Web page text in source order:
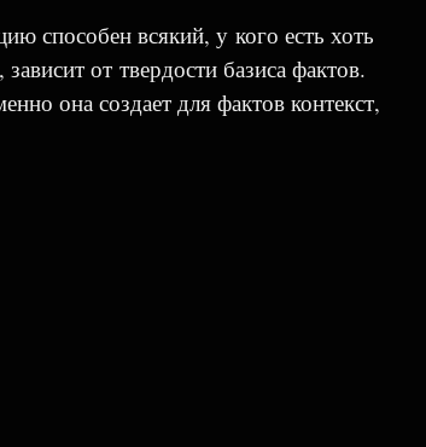
способен всякий, у кого есть хоть
от твердости базиса фактов.
она создает для фактов контекст,